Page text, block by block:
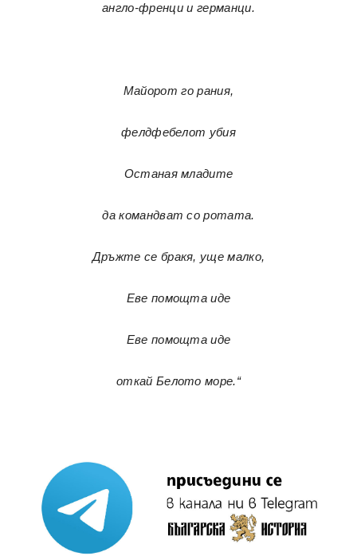
англо-френци и германци.
Майорот го рания,
фелдфебелот убия
Останая младите
да командват со ротата.
Дръжте се бракя, уще малко,
Еве помощта иде
Еве помощта иде
откай Белото море.“